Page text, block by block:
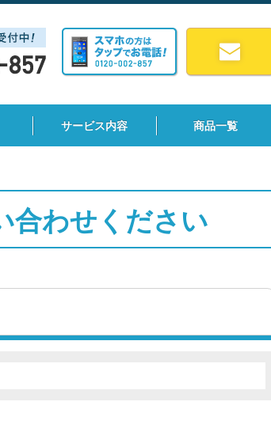
サービス内容 商品一覧
合わせください